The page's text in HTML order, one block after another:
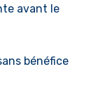
avant le
bénéfice